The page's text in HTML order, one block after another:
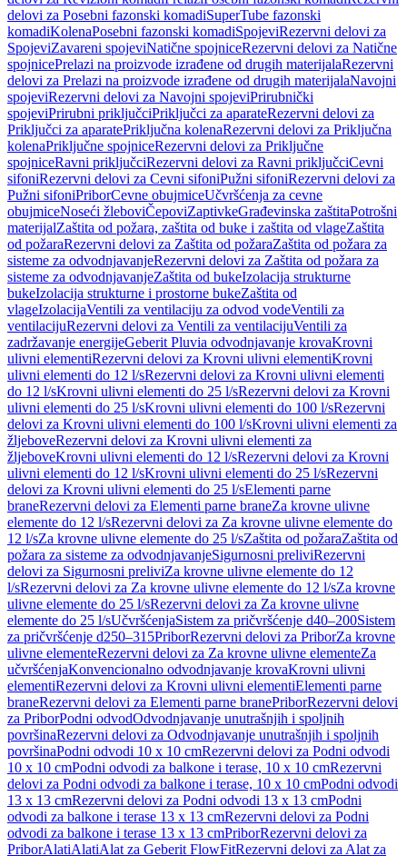
delovi za Posebni fazonski komadiSuperTube fazonski
komadiKolenaPosebni fazonski komadiSpojeviRezervni delovi za
SpojeviZavareni spojeviNatične spojniceRezervni delovi za Natične
spojnicePrelazi na proizvode izrađene od drugih materijalaRezervni
delovi za Prelazi na proizvode izrađene od drugih materijalaNavojni
spojeviRezervni delovi za Navojni spojeviPrirubnički
spojeviPrirubni priključciPriključci za aparateRezervni delovi za
Priključci za aparatePriključna kolenaRezervni delovi za Priključna
kolenaPriključne spojniceRezervni delovi za Priključne
spojniceRavni priključciRezervni delovi za Ravni priključciCevni
sifoniRezervni delovi za Cevni sifoniPužni sifoniRezervni delovi za
Pužni sifoniPriborCevne obujmiceUčvršćenja za cevne
obujmiceNoseći žleboviČepoviZaptivkeGrađevinska zaštitaPotrošni
materijalZaštita od požara, zaštita od buke i zaštita od vlageZaštita
od požaraRezervni delovi za Zaštita od požaraZaštita od požara za
sisteme za odvodnjavanjeRezervni delovi za Zaštita od požara za
sisteme za odvodnjavanjeZaštita od bukeIzolacija strukturne
bukeIzolacija strukturne i prostorne bukeZaštita od
vlageIzolacijaVentili za ventilaciju za odvod vodeVentili za
ventilacijuRezervni delovi za Ventili za ventilacijuVentili za
zadržavanje energijeGeberit Pluvia odvodnjavanje krovaKrovni
ulivni elementiRezervni delovi za Krovni ulivni elementiKrovni
ulivni elementi do 12 l/sRezervni delovi za Krovni ulivni elementi
do 12 l/sKrovni ulivni elementi do 25 l/sRezervni delovi za Krovni
ulivni elementi do 25 l/sKrovni ulivni elementi do 100 l/sRezervni
delovi za Krovni ulivni elementi do 100 l/sKrovni ulivni elementi za
žljeboveRezervni delovi za Krovni ulivni elementi za
žljeboveKrovni ulivni elementi do 12 l/sRezervni delovi za Krovni
ulivni elementi do 12 l/sKrovni ulivni elementi do 25 l/sRezervni
delovi za Krovni ulivni elementi do 25 l/sElementi parne
braneRezervni delovi za Elementi parne braneZa krovne ulivne
elemente do 12 l/sRezervni delovi za Za krovne ulivne elemente do
12 l/sZa krovne ulivne elemente do 25 l/sZaštita od požaraZaštita od
požara za sisteme za odvodnjavanjeSigurnosni preliviRezervni
delovi za Sigurnosni preliviZa krovne ulivne elemente do 12
l/sRezervni delovi za Za krovne ulivne elemente do 12 l/sZa krovne
ulivne elemente do 25 l/sRezervni delovi za Za krovne ulivne
elemente do 25 l/sUčvršćenjaSistem za pričvršćenje d40–200Sistem
za pričvršćenje d250–315PriborRezervni delovi za PriborZa krovne
ulivne elementeRezervni delovi za Za krovne ulivne elementeZa
učvršćenjaKonvencionalno odvodnjavanje krovaKrovni ulivni
elementiRezervni delovi za Krovni ulivni elementiElementi parne
braneRezervni delovi za Elementi parne branePriborRezervni delovi
za PriborPodni odvodOdvodnjavanje unutrašnjih i spoljnih
površinaRezervni delovi za Odvodnjavanje unutrašnjih i spoljnih
površinaPodni odvodi 10 x 10 cmRezervni delovi za Podni odvodi
10 x 10 cmPodni odvodi za balkone i terase, 10 x 10 cmRezervni
delovi za Podni odvodi za balkone i terase, 10 x 10 cmPodni odvodi
13 x 13 cmRezervni delovi za Podni odvodi 13 x 13 cmPodni
odvodi za balkone i terase 13 x 13 cmRezervni delovi za Podni
odvodi za balkone i terase 13 x 13 cmPriborRezervni delovi za
PriborAlatiAlatiAlat za Geberit FlowFitRezervni delovi za Alat za